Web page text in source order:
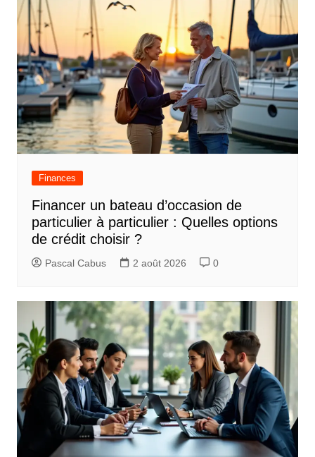
Finances
Financer un bateau d’occasion de
particulier à particulier : Quelles options
de crédit choisir ?
Pascal Cabus 2 août 2026 0